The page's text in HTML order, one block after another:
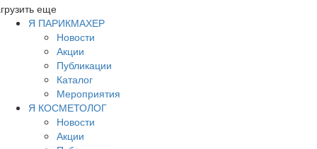
еще
Я ПАРИКМАХЕР
Новости
Акции
Публикации
Каталог
Мероприятия
Я КОСМЕТОЛОГ
Новости
Акции